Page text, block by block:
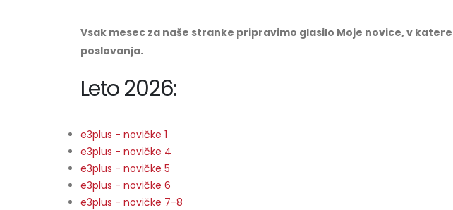
Vsak mesec za naše stranke pripravimo glasilo Moje novice, v
poslovanja.
Leto 2026:
e3plus - novičke 1
e3plus - novičke 4
e3plus - novičke 5
e3plus - novičke 6
e3plus - novičke 7-8